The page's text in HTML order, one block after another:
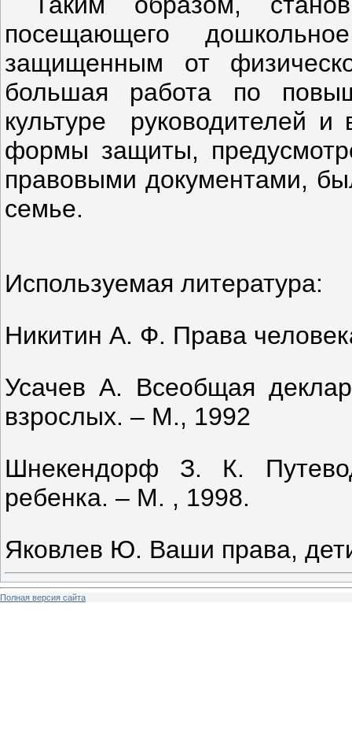
посещающего
защищенным от
большая работа по
культуре руководителей и
формы защиты,
правовыми документами,
семье.
Используемая литература:
Никитин А. Ф. Права
Усачев А. Всеобщая
взрослых. – М., 1992
Шнекендорф З. К.
ребенка. – М. , 1998.
Яковлев Ю. Ваши права,
Полная версия сайта